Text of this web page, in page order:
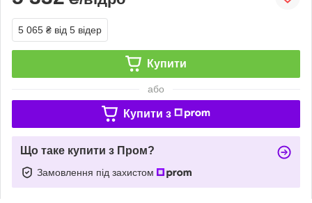
5 065 ₴ від 5 відер
Купити
або
Купити з
Що таке купити з Пром?
Замовлення під захистом